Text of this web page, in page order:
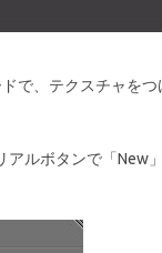
で、テクスチャを
ルボタンで「New